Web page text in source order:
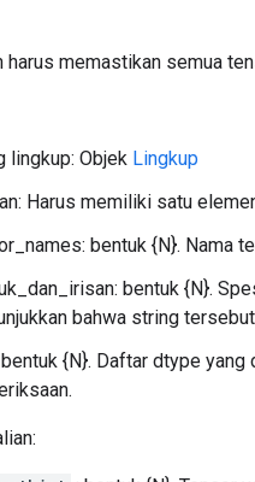
harus memastikan semua
lingkup: Objek Lingkup
Harus memiliki satu
bentuk {N}. Nama
bentuk {N}.
bahwa string
{N}. Daftar dtype yang